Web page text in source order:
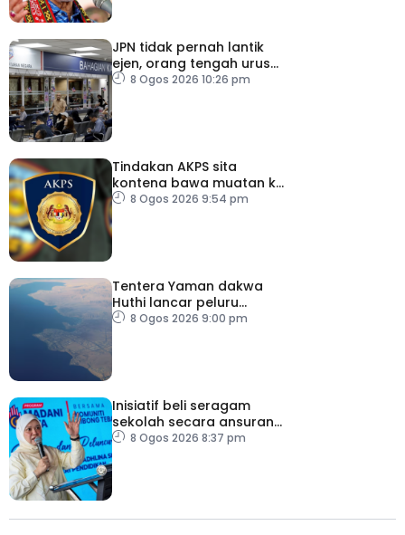
JPN tidak pernah lantik
ejen, orang tengah urus
dokumentasi
8 Ogos 2026 10:26 pm
Tindakan AKPS sita
kontena bawa muatan ke
Israel bukti ketegasan
8 Ogos 2026 9:54 pm
Tentera Yaman dakwa
Huthi lancar peluru
berpandu ke arah Laut
8 Ogos 2026 9:00 pm
Inisiatif beli seragam
sekolah secara ansuran
ringankan beban ibu
8 Ogos 2026 8:37 pm